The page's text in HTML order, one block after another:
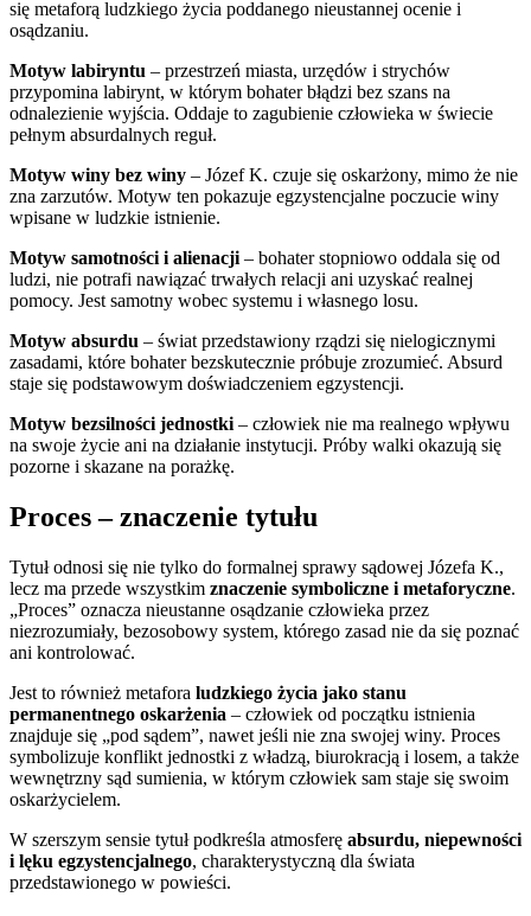
się metaforą ludzkiego życia poddanego nieustannej ocenie i
osądzaniu.
Motyw labiryntu – przestrzeń miasta, urzędów i strychów
przypomina labirynt, w którym bohater błądzi bez szans na
odnalezienie wyjścia. Oddaje to zagubienie człowieka w świecie
pełnym absurdalnych reguł.
Motyw winy bez winy – Józef K. czuje się oskarżony, mimo że nie
zna zarzutów. Motyw ten pokazuje egzystencjalne poczucie winy
wpisane w ludzkie istnienie.
Motyw samotności i alienacji– bohater stopniowo oddala się od
ludzi, nie potrafi nawiązać trwałych relacji ani uzyskać realnej
pomocy. Jest samotny wobec systemu i własnego losu.
Motyw absurdu – świat przedstawiony rządzi się nielogicznymi
zasadami, które bohater bezskutecznie próbuje zrozumieć. Absurd
staje się podstawowym doświadczeniem egzystencji.
Motyw bezsilności jednostki– człowiek nie ma realnego wpływu
na swoje życie ani na działanie instytucji. Próby walki okazują się
pozorne i skazane na porażkę.
Proces – znaczenie tytułu
Tytuł odnosi się nie tylko do formalnej sprawy sądowej Józefa K.,
lecz ma przede wszystkim znaczenie symboliczne i metaforyczne.
„Proces” oznacza nieustanne osądzanie człowieka przez
niezrozumiały, bezosobowy system, którego zasad nie da się poznać
ani kontrolować.
Jest to również metafora ludzkiego życia jako stanu
permanentnego oskarżenia – człowiek od początku istnienia
znajduje się „pod sądem”, nawet jeśli nie zna swojej winy. Proces
symbolizuje konflikt jednostki z władzą, biurokracją i losem, a także
wewnętrzny sąd sumienia, w którym człowiek sam staje się swoim
oskarżycielem.
W szerszym sensie tytuł podkreśla atmosferę absurdu, niepewności
i lęku egzystencjalnego, charakterystyczną dla świata
przedstawionego w powieści.